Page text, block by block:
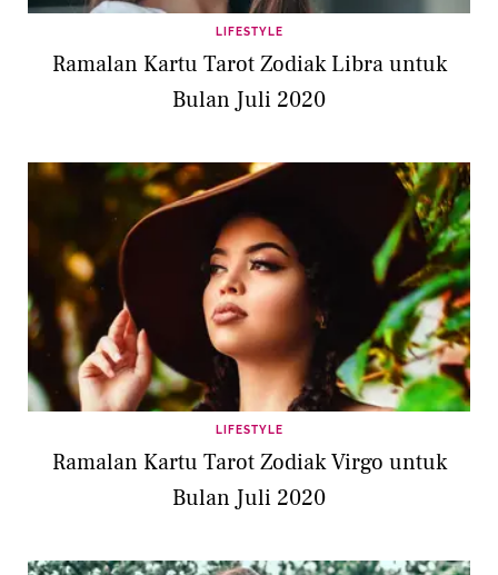
LIFESTYLE
Ramalan Kartu Tarot Zodiak Libra untuk
Bulan Juli 2020
LIFESTYLE
Ramalan Kartu Tarot Zodiak Virgo untuk
Bulan Juli 2020